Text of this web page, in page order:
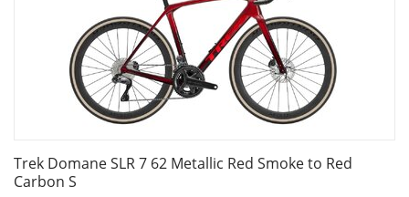
Trek Domane SLR 7 62 Metallic Red Smoke to Red
Carbon S